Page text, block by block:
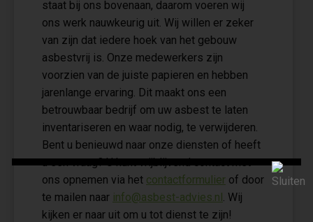
staat bij ons bovenaan, daarom voeren wij
ons werk nauwkeurig uit. Wij willen er zeker
van zijn dat iedere hoek van het gebouw
asbestvrij is. Onze medewerkers zijn
voorzien van de juiste papieren en hebben
jarenlange ervaring. Dit maakt ons een
betrouwbaar bedrijf om uw asbest te laten
inventariseren en waar nodig, te verwijderen.
Bent u benieuwd naar onze diensten of heeft
u een vraag? U kunt vrijblijvend contact met
ons opnemen via het contactformulier of door
te mailen naar info@asbest-advies.nl. Wij
kijken er naar uit om u tot dienst te zijn!